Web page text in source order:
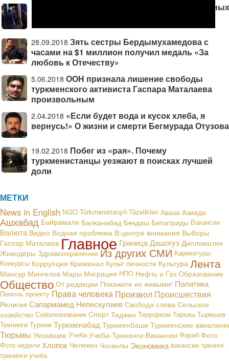
Туркменистан: Жизнь в параллельных
28.09.2018 Зять сестры Бердымухамедова с
часами на $1 миллион получил медаль «За
любовь к Отечеству»
5.06.2018 ООН признала лишение свободы
туркменского активиста Гаспара Маталаева
произвольным
2.04.2018 «Если будет вода и кусок хлеба, я
вернусь!» О жизни и смерти Бегмурада Отузова
19.02.2018 Побег из «рая». Почему
туркменистанцы уезжают в поисках лучшей
доли
МЕТКИ
News in English NGO Türkmenistanyň Täzelikleri Аваза Азиада
Ашхабад Байрамали Балканабад Бекдаш Бипатриды Вакансии
Валюта Видео Водная проблема В центре внимания Выборы
Гаспар Маталаев Главное ГраницаДашогуз Дипломатия
Живодёры Здравоохранение Из других СМИ Карикатуры
Конкурсы Коррупция Криминал Культ личности Культура Лента
Мансур Мингелов Мары Миграция НПО Нефть и Газ Образование
Общество От редакции Покажите их живыми! Политика
Помочь проекту Права человека Произвол Происшествия
Религия Сапармамед Непескулиев Свобода слова Сельское
хозяйство Соболезнования Спорт Теджен Терроризм Тиркиш Тырмыев
Тренинги Туризм Туркменабад Туркменбаши Туркменские
Тюрьмы Уехавшие Учеба Учеба-Тренинги-Вакансии Фараб Фото
Фото недели Хлопок Челекен Чоганлы Экономика вакансии тренинг
тренинги учеба